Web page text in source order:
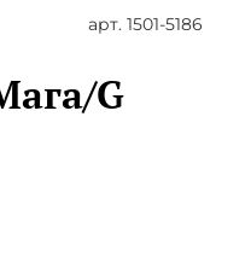
арт. 1501-5186
G